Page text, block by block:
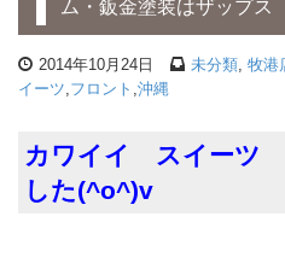
ム・鈑金塗装はザップス
2014年10月24日 未分類 牧港
イーツ フロント 沖縄
カワイイ スイーツ
した(^o^)v